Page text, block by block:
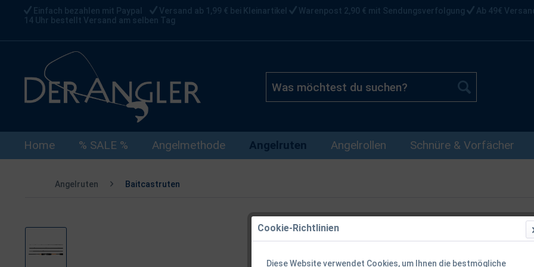
Einfach bezahlen mit Paypal Versand ab 1,99 € bei Kleinartikel Warenpost 2,90 € mit Sendungsverfolgung Ab 49€
14 Uhr bestellt Versand am selben Tag
Home % SALE % Angelmethode Angelruten Angelrollen Schnüre & Vorfächer
Angelruten Baitcastruten
Shimano
Reiserute
Cookie-Richtlinien
Diese Website verwendet Cookies, um Ihnen die bestmögliche